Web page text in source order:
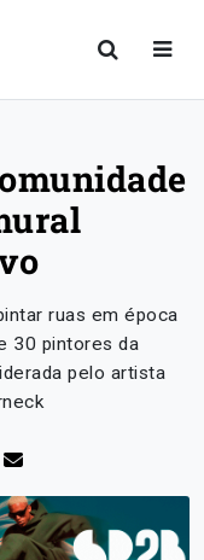
ruas em época
30 pintores da
pelo artista